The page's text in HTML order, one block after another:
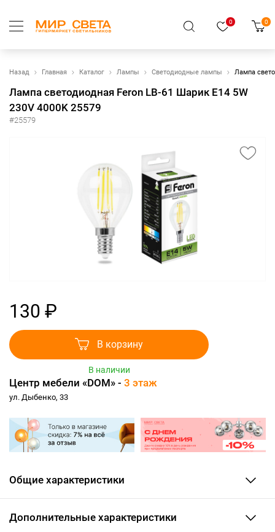
0 0
Назад Главная Каталог Лампы Светодиодные лампы Лампа
Лампа светодиодная Feron LB-61 Шарик E14 5W
230V 4000K 25579
#25579
130 ₽
В корзину
В наличии
Центр мебели «DOM» - 3 этаж
ул. Дыбенко, 33
Общие характеристики
Дополнительные характеристики